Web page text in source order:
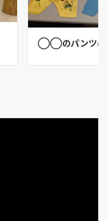
◯◯のパンツ